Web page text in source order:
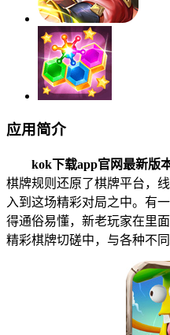
应用简介
kok下载app官网最新版
棋牌规则还原了棋牌平台，
入到这场精彩对局之中。有
得通俗易懂，新老玩家在里
精彩棋牌切磋中，与各种不